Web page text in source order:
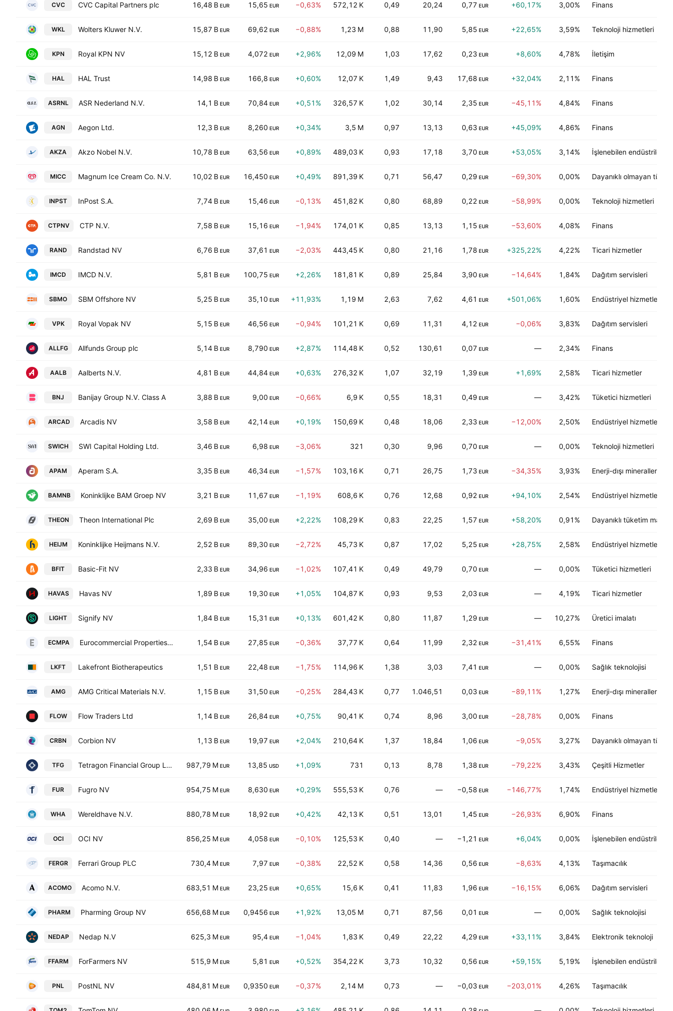
CVC CVC Capital Partners plc 16,48 B EUR 15,65 EUR −0,63% 572,12 K 0,49 20,24 0,77 EUR +60,17% 3,00% Finans
WKL Wolters Kluwer N.V. 15,87 B EUR 69,62 EUR −0,88% 1,23 M 0,88 11,90 5,85 EUR +22,65% 3,59% Teknoloji hizmetleri
KPN Royal KPN NV 15,12 B EUR 4,072 EUR +2,96% 12,09 M 1,03 17,62 0,23 EUR +8,60% 4,78% İletişim
HAL HAL Trust 14,98 B EUR 166,8 EUR +0,60% 12,07 K 1,49 9,43 17,68 EUR +32,04% 2,11% Finans
ASRNL ASR Nederland N.V. 14,1 B EUR 70,84 EUR +0,51% 326,57 K 1,02 30,14 2,35 EUR −45,11% 4,84% Finans
AGN Aegon Ltd. 12,3 B EUR 8,260 EUR +0,34% 3,5 M 0,97 13,13 0,63 EUR +45,09% 4,86% Finans
AKZA Akzo Nobel N.V. 10,78 B EUR 63,56 EUR +0,89% 489,03 K 0,93 17,18 3,70 EUR +53,05% 3,14% İşlenebilen endüstriler
MICC Magnum Ice Cream Co. N.V. 10,02 B EUR 16,450 EUR +0,49% 891,39 K 0,71 56,47 0,29 EUR −69,30% 0,00% Dayanıklı olmayan
INPST InPost S.A. 7,74 B EUR 15,46 EUR −0,13% 451,82 K 0,80 68,89 0,22 EUR −58,99% 0,00% Teknoloji hizmetleri
CTPNV CTP N.V. 7,58 B EUR 15,16 EUR −1,94% 174,01 K 0,85 13,13 1,15 EUR −53,60% 4,08% Finans
RAND Randstad NV 6,76 B EUR 37,61 EUR −2,03% 443,45 K 0,80 21,16 1,78 EUR +325,22% 4,22% Ticari hizmetler
IMCD IMCD N.V. 5,81 B EUR 100,75 EUR +2,26% 181,81 K 0,89 25,84 3,90 EUR −14,64% 1,84% Dağıtım servisleri
SBMO SBM Offshore NV 5,25 B EUR 35,10 EUR +11,93% 1,19 M 2,63 7,62 4,61 EUR +501,06% 1,60% Endüstriyel hizmetler
VPK Royal Vopak NV 5,15 B EUR 46,56 EUR −0,94% 101,21 K 0,69 11,31 4,12 EUR −0,06% 3,83% Dağıtım servisleri
ALLFG Allfunds Group plc 5,14 B EUR 8,790 EUR +2,87% 114,48 K 0,52 130,61 0,07 EUR — 2,34% Finans
AALB Aalberts N.V. 4,81 B EUR 44,84 EUR +0,63% 276,32 K 1,07 32,19 1,39 EUR +1,69% 2,58% Ticari hizmetler
BNJ Banijay Group N.V. Class A 3,88 B EUR 9,00 EUR −0,66% 6,9 K 0,55 18,31 0,49 EUR — 3,42% Tüketici hizmetleri
ARCAD Arcadis NV 3,58 B EUR 42,14 EUR +0,19% 150,69 K 0,48 18,06 2,33 EUR −12,00% 2,50% Endüstriyel hizmetler
SWICH SWI Capital Holding Ltd. 3,46 B EUR 6,98 EUR −3,06% 321 0,30 9,96 0,70 EUR — 0,00% Teknoloji hizmetleri
APAM Aperam S.A. 3,35 B EUR 46,34 EUR −1,57% 103,16 K 0,71 26,75 1,73 EUR −34,35% 3,93% Enerji-dışı mineraller
BAMNB Koninklijke BAM Groep NV 3,21 B EUR 11,67 EUR −1,19% 608,6 K 0,76 12,68 0,92 EUR +94,10% 2,54% Endüstriyel hizmetler
THEON Theon International Plc 2,69 B EUR 35,00 EUR +2,22% 108,29 K 0,83 22,25 1,57 EUR +58,20% 0,91% Dayanıklı tüketim malları
HEIJM Koninklijke Heijmans N.V. 2,52 B EUR 89,30 EUR −2,72% 45,73 K 0,87 17,02 5,25 EUR +28,75% 2,58% Endüstriyel hizmetler
BFIT Basic-Fit NV 2,33 B EUR 34,96 EUR −1,02% 107,41 K 0,49 49,79 0,70 EUR — 0,00% Tüketici hizmetleri
HAVAS Havas NV 1,89 B EUR 19,30 EUR +1,05% 104,87 K 0,93 9,53 2,03 EUR — 4,19% Ticari hizmetler
LIGHT Signify NV 1,84 B EUR 15,31 EUR +0,13% 601,42 K 0,80 11,87 1,29 EUR — 10,27% Üretici imalatı
ECMPA Eurocommercial Properties NV 1,54 B EUR 27,85 EUR −0,36% 37,77 K 0,64 11,99 2,32 EUR −31,41% 6,55% Finans
LKFT Lakefront Biotherapeutics 1,51 B EUR 22,48 EUR −1,75% 114,96 K 1,38 3,03 7,41 EUR — 0,00% Sağlık teknolojisi
AMG AMG Critical Materials N.V. 1,15 B EUR 31,50 EUR −0,25% 284,43 K 0,77 1.046,51 0,03 EUR −89,11% 1,27% Enerji-dışı mineraller
FLOW Flow Traders Ltd 1,14 B EUR 26,84 EUR +0,75% 90,41 K 0,74 8,96 3,00 EUR −28,78% 0,00% Finans
CRBN Corbion NV 1,13 B EUR 19,97 EUR +2,04% 210,64 K 1,37 18,84 1,06 EUR −9,05% 3,27% Dayanıklı olmayan
TFG Tetragon Financial Group Limited 987,79 M EUR 13,85 USD +1,09% 731 0,13 8,78 1,38 EUR −79,22% 3,43% Çeşitli Hizmetler
FUR Fugro NV 954,75 M EUR 8,630 EUR +0,29% 555,53 K 0,76 — −0,58 EUR −146,77% 1,74% Endüstriyel hizmetler
WHA Wereldhave N.V. 880,78 M EUR 18,92 EUR +0,42% 42,13 K 0,51 13,01 1,45 EUR −26,93% 6,90% Finans
OCI OCI NV 856,25 M EUR 4,058 EUR −0,10% 125,53 K 0,40 — −1,21 EUR +6,04% 0,00% İşlenebilen endüstriler
FERGR Ferrari Group PLC 730,4 M EUR 7,97 EUR −0,38% 22,52 K 0,58 14,36 0,56 EUR −8,63% 4,13% Taşımacılık
ACOMO Acomo N.V. 683,51 M EUR 23,25 EUR +0,65% 15,6 K 0,41 11,83 1,96 EUR −16,15% 6,06% Dağıtım servisleri
PHARM Pharming Group NV 656,68 M EUR 0,9456 EUR +1,92% 13,05 M 0,71 87,56 0,01 EUR — 0,00% Sağlık teknolojisi
NEDAP Nedap N.V 625,3 M EUR 95,4 EUR −1,04% 1,83 K 0,49 22,22 4,29 EUR +33,11% 3,84% Elektronik teknoloji
FFARM ForFarmers NV 515,9 M EUR 5,81 EUR +0,52% 354,22 K 3,73 10,32 0,56 EUR +59,15% 5,19% İşlenebilen endüstriler
PNL PostNL NV 484,81 M EUR 0,9350 EUR −0,37% 2,14 M 0,73 — −0,03 EUR −203,01% 4,26% Taşımacılık